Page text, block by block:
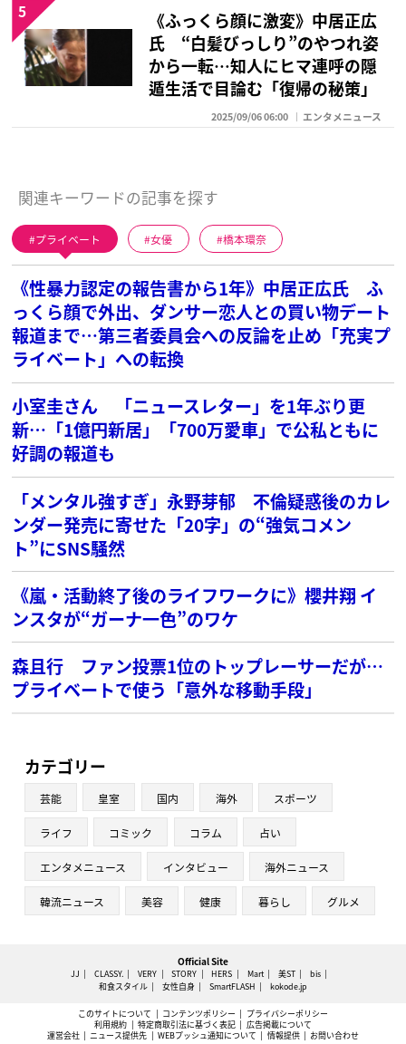
《ふっくら顔に激変》中居正広
氏 “白髪びっしり”のやつれ姿
から一転…知人にヒマ連呼の隠
遁生活で目論む「復帰の秘策」
2025/09/06 06:00 エンタメニュース
5
関連キーワードの記事を探す
プライベート 女優 橋本環奈
《性暴力認定の報告書から1年》中居正広氏 ふ
っくら顔で外出、ダンサー恋人との買い物デート
報道まで…第三者委員会への反論を止め「充実プ
ライベート」への転換
小室圭さん 「ニュースレター」を1年ぶり更
新…「1億円新居」「700万愛車」で公私ともに
好調の報道も
「メンタル強すぎ」永野芽郁 不倫疑惑後のカレ
ンダー発売に寄せた「20字」の“強気コメン
ト”にSNS騒然
《嵐・活動終了後のライフワークに》櫻井翔 イ
ンスタが“ガーナ一色”のワケ
森且行 ファン投票1位のトップレーサーだが…
プライベートで使う「意外な移動手段」
カテゴリー
芸能 皇室 国内 海外 スポーツ
ライフ コミック コラム 占い
エンタメニュース インタビュー 海外ニュース
韓流ニュース 美容 健康 暮らし グルメ
Official Site
JJ CLASSY. VERY STORY HERS Mart 美ST
bis
和食スタイル
女性自身 SmartFLASH kokode.jp
このサイトについて コンテンツポリシー
プライバシーポリシー
利用規約
特定商取引法に基づく表記
広告掲載について
運営会社
ニュース提供先 WEBプッシュ通知について 情報提供 お問い合わせ